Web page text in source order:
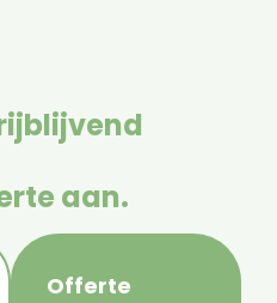
aan.
Offerte